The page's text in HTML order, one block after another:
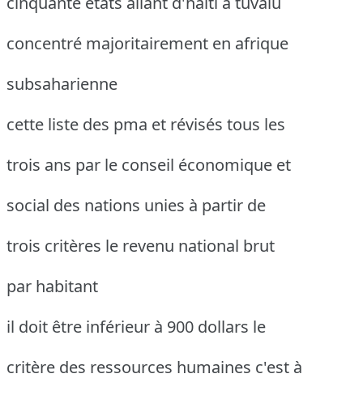
concentré majoritairement en afrique
subsaharienne
cette liste des pma et révisés tous les
trois ans par le conseil économique et
social des nations unies à partir de
trois critères le revenu national brut
par habitant
il doit être inférieur à 900 dollars le
critère des ressources humaines c'est à